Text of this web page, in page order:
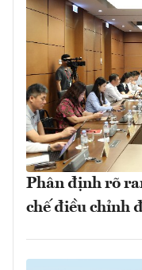
Phân định rõ
chế điều chỉnh